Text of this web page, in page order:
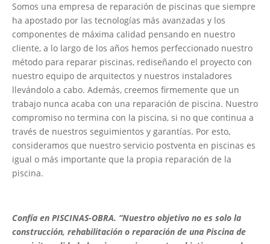
Somos una empresa de reparación de piscinas que siempre
ha apostado por las tecnologías más avanzadas y los
componentes de máxima calidad pensando en nuestro
cliente, a lo largo de los años hemos perfeccionado nuestro
método para reparar piscinas, rediseñando el proyecto con
nuestro equipo de arquitectos y nuestros instaladores
llevándolo a cabo. Además, creemos firmemente que un
trabajo nunca acaba con una reparación de piscina. Nuestro
compromiso no termina con la piscina, si no que continua a
través de nuestros seguimientos y garantías. Por esto,
consideramos que nuestro servicio postventa en piscinas es
igual o más importante que la propia reparación de la
piscina.
Confía en PISCINAS-OBRA. “Nuestro objetivo no es solo la
construcción, rehabilitación o reparación de una Piscina de